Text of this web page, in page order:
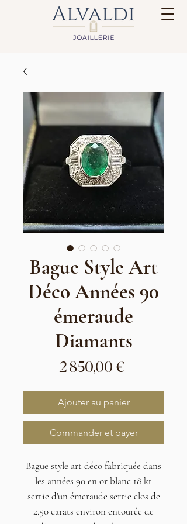
Bague Style Art
Déco Années 90
émeraude
Diamants
2 850,00 €Prix
Ajouter au panier
Commander et payer
Bague style art déco fabriquée dans
les années 90 en or blanc 18 kt
sertie d'un émeraude sertie clos de
2,50 carats environ entourée de